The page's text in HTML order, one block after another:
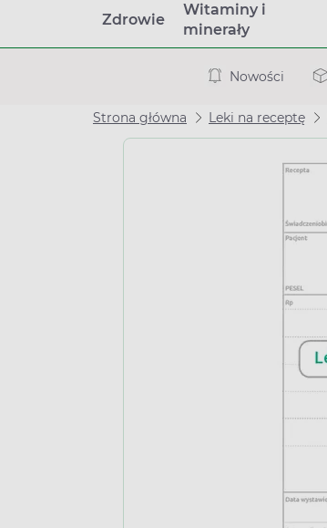
Zdrowie
Witaminy i
minerały
Nowości
Strona główna Leki na receptę